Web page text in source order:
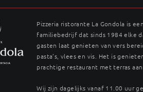
Pizzeria ristorante La Gondola is
familiebedrijf dat sinds 1984 elke
gasten laat genieten van vers
pasta’s, vlees en vis. Het is
prachtige restaurant met terras
Wij zijn dagelijks vanaf 11.00 uur